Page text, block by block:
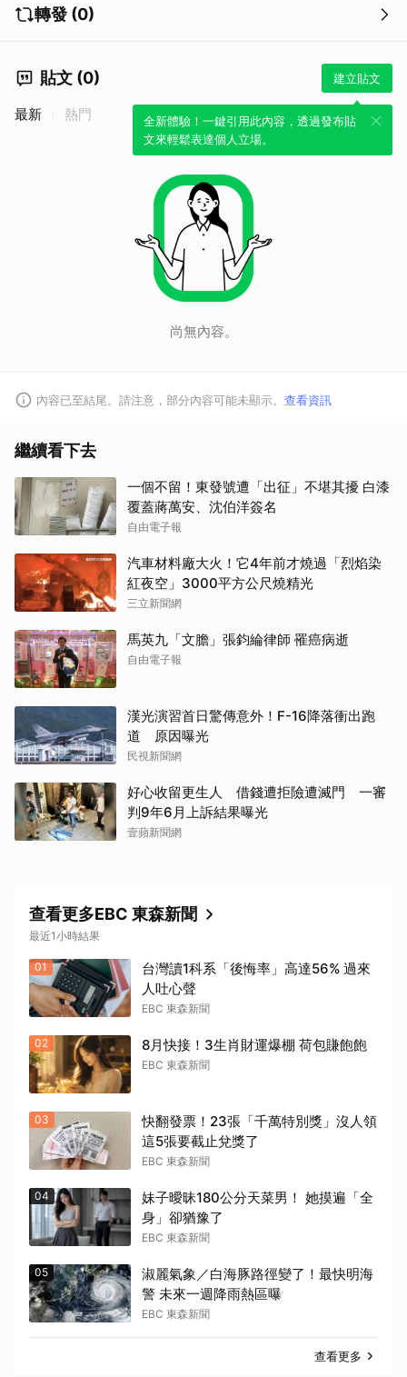
轉發 (0)
貼文 (0) 建立貼文
全新體驗！一鍵引用此內容，透過發布貼
文來輕鬆表達個人立場。
最新 熱門
尚無內容。
內容已至結尾。請注意，部分內容可能未顯示。 查看資訊
繼續看下去
一個不留！東發號遭「出征」不堪其擾 白漆
覆蓋蔣萬安、沈伯洋簽名
自由電子報
汽車材料廠大火！它4年前才燒過「烈焰染
紅夜空」3000平方公尺燒精光
三立新聞網
馬英九「文膽」張鈞綸律師 罹癌病逝
自由電子報
漢光演習首日驚傳意外！F-16降落衝出跑
道 原因曝光
民視新聞網
好心收留更生人 借錢遭拒險遭滅門 一審
判9年6月上訴結果曝光
壹蘋新聞網
查看更多EBC 東森新聞
最近1小時結果
01
台灣讀1科系「後悔率」高達56% 過來
人吐心聲
EBC 東森新聞
02 8月快接！3生肖財運爆棚 荷包賺飽飽
EBC 東森新聞
03
快翻發票！23張「千萬特別獎」沒人領
這5張要截止兌獎了
EBC 東森新聞
04
妹子曖昧180公分天菜男！ 她摸遍「全
身」卻猶豫了
EBC 東森新聞
05
淑麗氣象／白海豚路徑變了！最快明海
警 未來一週降雨熱區曝
EBC 東森新聞
查看更多